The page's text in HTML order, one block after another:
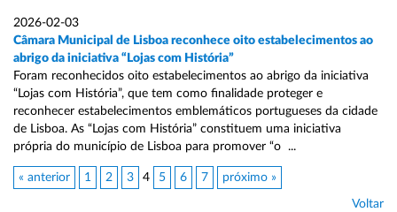
2026-02-03
Câmara Municipal de Lisboa reconhece oito estabelecimentos ao
abrigo da iniciativa “Lojas com História”
Foram reconhecidos oito estabelecimentos ao abrigo da iniciativa
“Lojas com História”, que tem como finalidade proteger e
reconhecer estabelecimentos emblemáticos portugueses da cidade
de Lisboa. As “Lojas com História” constituem uma iniciativa
própria do município de Lisboa para promover “o ...
« anterior 1 2 3 4 5 6 7 próximo »
Voltar